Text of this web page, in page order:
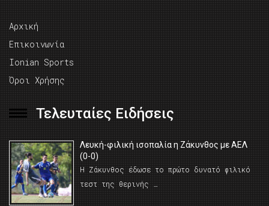
Αρχική
Επικοινωνία
Ionian Sports
Όροι Χρήσης
Τελευταίες Ειδήσεις
Λευκή-φιλική ισοπαλία η Ζάκυνθος με ΑΕΛ
(0-0)
Η Ζάκυνθος έδωσε το πρώτο δυνατό φιλικό
τεστ της θερινής …